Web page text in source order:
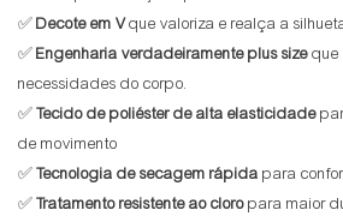
✅Decote em Vque valoriza e realça a
✅Engenharia verdadeiramente plus sizeque
necessidades do corpo.
✅Tecido de poliéster de alta elasticidade
de movimento
✅Tecnologia de secagem rápida para
✅Tratamento resistente ao cloropara maior